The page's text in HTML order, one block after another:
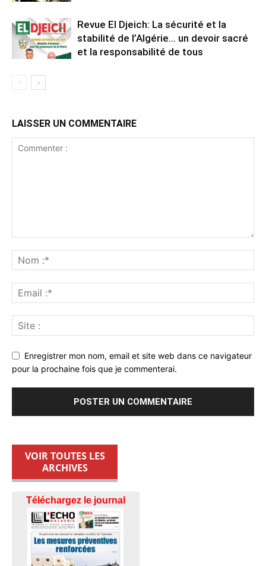
Revue El Djeich: La sécurité et la
stabilité de l’Algérie… un devoir sacré
et la responsabilité de tous
LAISSER UN COMMENTAIRE
Enregistrer mon nom, email et site web dans ce navigateur
pour la prochaine fois que je commenterai.
VOIR TOUTES LES
ARCHIVES